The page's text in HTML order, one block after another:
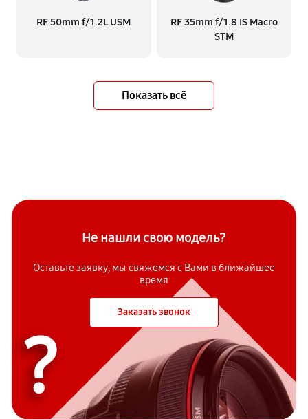
RF 50mm f/1.2L USM
RF 35mm f/1.8 IS Macro
STM
Показать всё
Не нашли свою модель?
Оставьте заявку, мы свяжемся с Вами в ближайшее
время
Заказать звонок
?